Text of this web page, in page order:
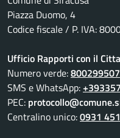
Piazza Duomo, 4
Codice fiscale / P. IVA:
Ufficio Rapporti con il
Numero verde:800299507
SMS e WhatsApp:
PEC:
Centralino unico:0931